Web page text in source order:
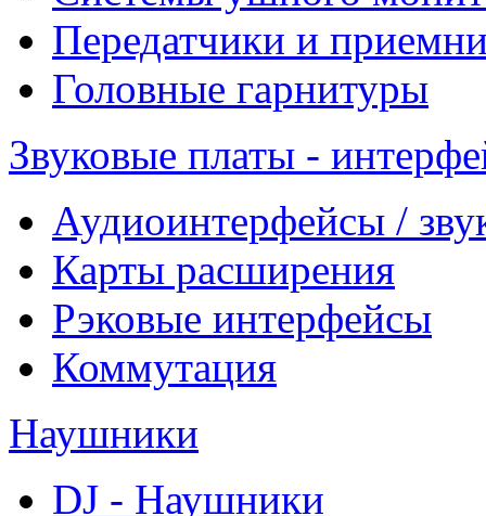
Передатчики и
Головные гарнитуры
Звуковые платы -
Аудиоинтерфейсы /
Карты расширения
Рэковые интерфейсы
Коммутация
Наушники
DJ - Наушники